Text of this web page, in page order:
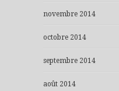
novembre 2014
octobre 2014
septembre 2014
août 2014